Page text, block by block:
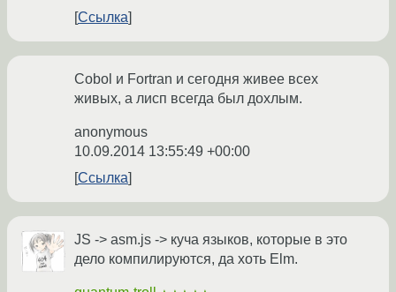
Ссылка
Cobol и Fortran и сегодня живее всех
живых, а лисп всегда был дохлым.
anonymous
10.09.2014 13:55:49 +00:00
Ссылка
JS -> asm.js -> куча языков, которые в это
дело компилируются, да хоть Elm.